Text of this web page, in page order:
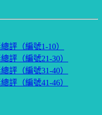
評（編號1-10）
評（編號21-30）
評（編號31-40）
評（編號41-46）